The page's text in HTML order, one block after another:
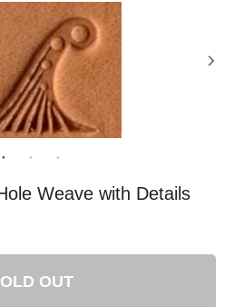
Weave with Details
OUT